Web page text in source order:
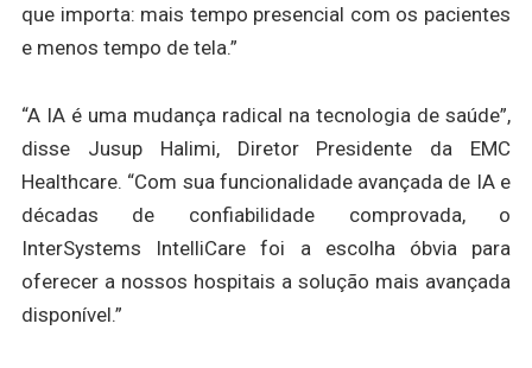
que importa: mais tempo presencial com os pacientes
e menos tempo de tela.”
“A IA é uma mudança radical na tecnologia de saúde”,
disse Jusup Halimi, Diretor Presidente da EMC
Healthcare. “Com sua funcionalidade avançada de IA e
décadas de confiabilidade comprovada, o
InterSystems IntelliCare foi a escolha óbvia para
oferecer a nossos hospitais a solução mais avançada
disponível.”